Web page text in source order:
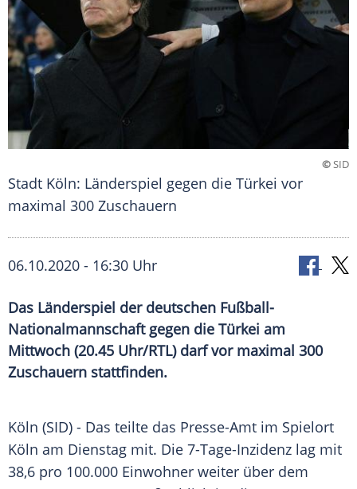
©SID
Stadt Köln: Länderspiel gegen die Türkei vor
maximal 300 Zuschauern
06.10.2020 - 16:30 Uhr
Das Länderspiel der deutschen Fußball-
Nationalmannschaft gegen die Türkei am
Mittwoch (20.45 Uhr/RTL) darf vor maximal 300
Zuschauern stattfinden.
Köln (SID) - Das teilte das Presse-Amt im Spielort
Köln am Dienstag mit. Die 7-Tage-Inzidenz lag mit
38,6 pro 100.000 Einwohner weiter über dem